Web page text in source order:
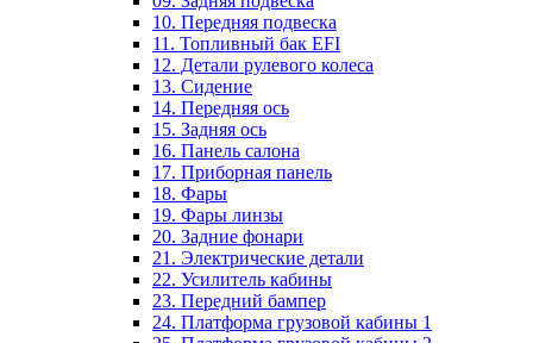
10. Передняя подвеска
11. Топливный бак EFI
12. Детали рулевого колеса
13. Сидение
14. Передняя ось
15. Задняя ось
16. Панель салона
17. Приборная панель
18. Фары
19. Фары линзы
20. Задние фонари
21. Электрические детали
22. Усилитель кабины
23. Передний бампер
24. Платформа грузовой кабины 1